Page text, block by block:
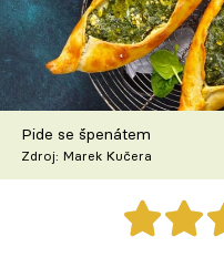
Škola vaření
Recepty z TV
Speciál: Cuketa
Těhotnej kuchař
Pide se špenátem
Zdroj: Marek Kučera